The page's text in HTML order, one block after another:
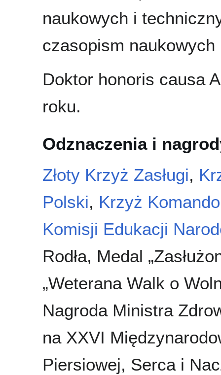
naukowych i
czasopism
Doktor honoris causa
roku.
Odznaczenia i
Złoty Krzyż Zasługi,
Polski, Krzyż
Komisji Edukacji
Rodła, Medal
„Weterana Walk o
Nagroda Ministra
na XXVI
Piersiowej, Serca i